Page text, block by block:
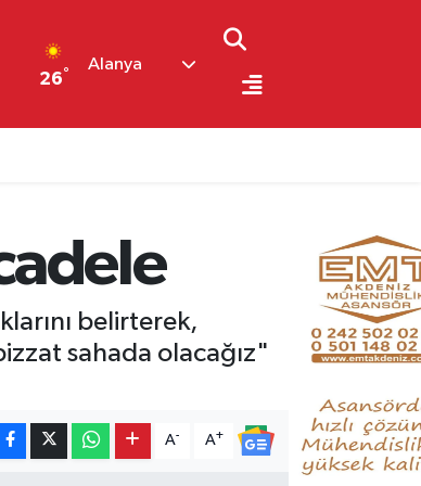
26°
Alanya
belirterek,
sahada olacağız"
A- A+